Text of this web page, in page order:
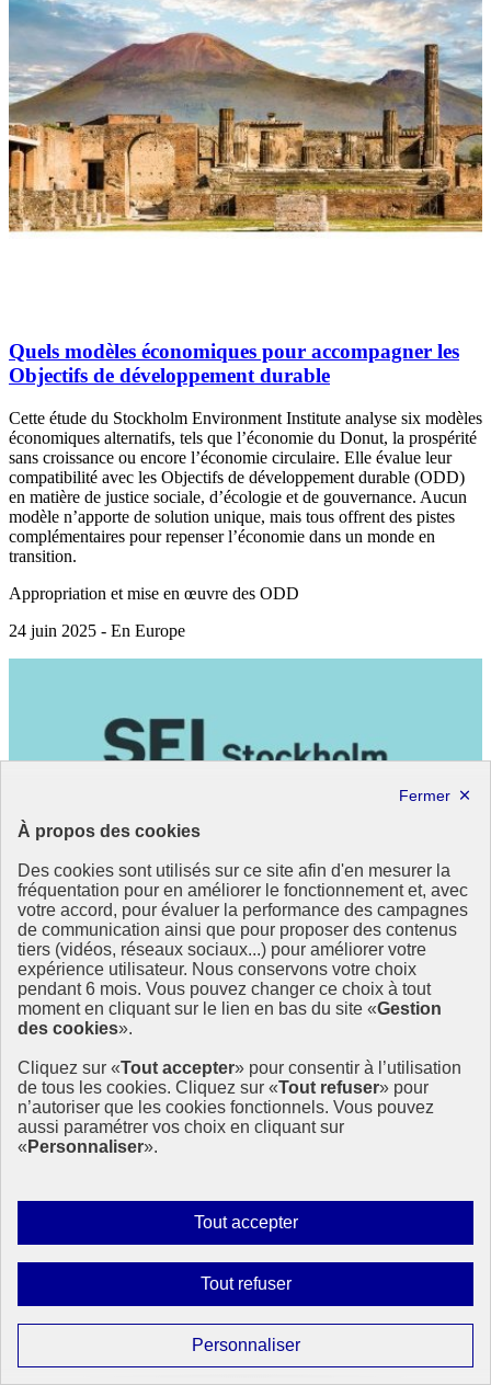
À propos des cookies
Des cookies sont utilisés sur ce site afin d'en mesurer la
fréquentation pour en améliorer le fonctionnement et, avec
votre accord, pour évaluer la performance des campagnes
de communication ainsi que pour proposer des contenus
tiers (vidéos, réseaux sociaux...) pour améliorer votre
expérience utilisateur. Nous conservons votre choix
pendant 6 mois. Vous pouvez changer ce choix à tout
moment en cliquant sur le lien en bas du site «Gestion
des cookies».
Cliquez sur «Tout accepter» pour consentir à l’utilisation
de tous les cookies. Cliquez sur «Tout refuser» pour
n’autoriser que les cookies fonctionnels. Vous pouvez
aussi paramétrer vos choix en cliquant sur
« Personnaliser».
Tout accepterAutoriser
tous
Tout refuserInterdire
tous
PersonnaliserParamétrer
les
Quels modèles économiques pour accompagner les
Objectifs de développement durable
Cette étude du Stockholm Environment Institute analyse six modèles
économiques alternatifs, tels que l’économie du Donut, la prospérité
sans croissance ou encore l’économie circulaire. Elle évalue leur
compatibilité avec les Objectifs de développement durable (ODD)
en matière de justice sociale, d’écologie et de gouvernance. Aucun
modèle n’apporte de solution unique, mais tous offrent des pistes
complémentaires pour repenser l’économie dans un monde en
transition.
Appropriation et mise en œuvre des ODD
24 juin 2025 - En Europe
À 28 ans, Marie Perrin révolutionne le recyclage des terres rares
prestigieux Young Inventors Prize de l’Office européen des brevets.
Préserver la biodiversité, les milieux et les ressources
Soutenir des modes de production et de consommation responsables
Lutter contre le changement climatique et protéger l’atmosphère